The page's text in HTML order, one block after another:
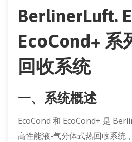
BerlinerLuft.
EcoCond+ 系
回收系统
一、系统概述
EcoCond 和 EcoCond+ 是
高性能液-气分体式热回收系统